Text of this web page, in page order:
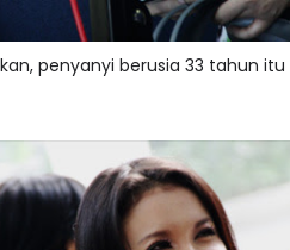
penyanyi berusia 33 tahun